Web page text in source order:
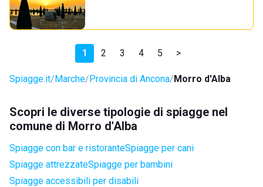
1 2 3 4 5 >
Spiagge.it Marche Provincia di Ancona Morro d'Alba
Scopri le diverse tipologie di spiagge nel
comune di Morro d'Alba
Spiagge con bar e ristoranteSpiagge per cani
Spiagge attrezzateSpiagge per bambini
Spiagge accessibili per disabili